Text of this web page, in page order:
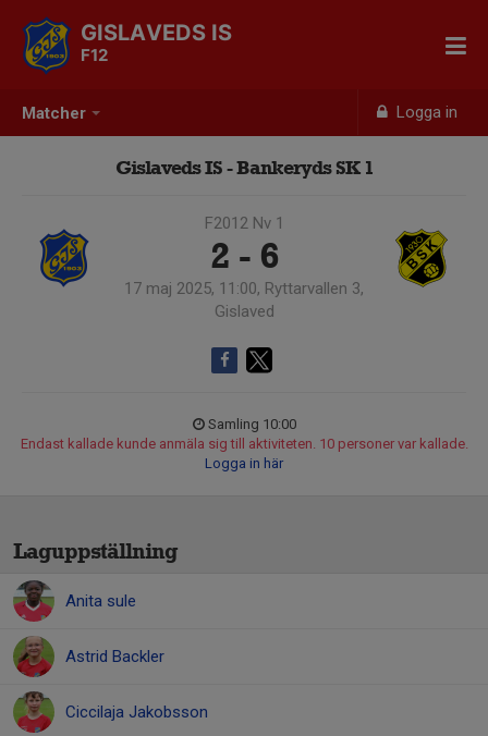
Matcher Logga in
GISLAVEDS IS
F12
Gislaveds IS - Bankeryds SK 1
F2012 Nv 1
2 - 6
17 maj 2025, 11:00, Ryttarvallen 3,
Gislaved
Samling 10:00
Endast kallade kunde anmäla sig till aktiviteten. 10 personer var kallade.
Logga in här
Laguppställning
Anita sule
Astrid Backler
Ciccilaja Jakobsson